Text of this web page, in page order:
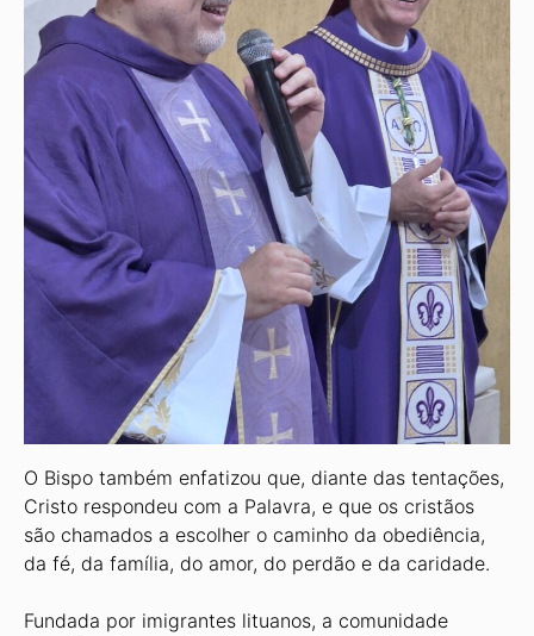
O Bispo também enfatizou que, diante das tentações,
Cristo respondeu com a Palavra, e que os cristãos
são chamados a escolher o caminho da obediência,
da fé, da família, do amor, do perdão e da caridade.
Fundada por imigrantes lituanos, a comunidade